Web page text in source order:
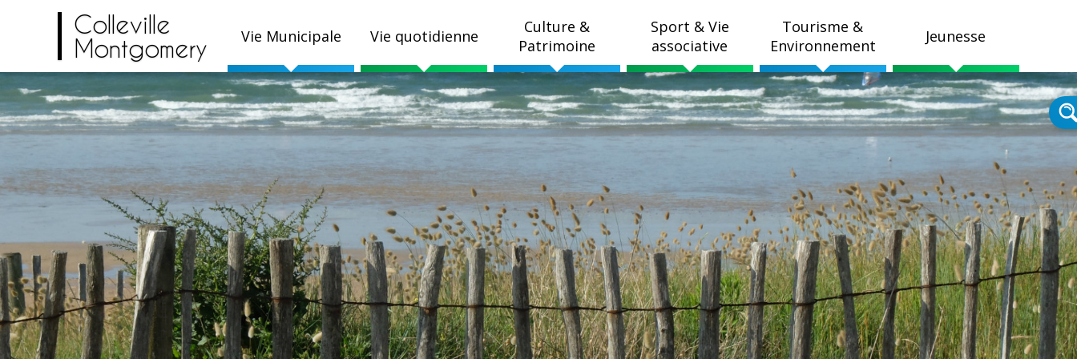
Colleville
Montgomery
Vie Municipale Vie quotidienne
Culture &
Patrimoine
Sport & Vie
associative
Tourisme &
Environnement
Jeunesse